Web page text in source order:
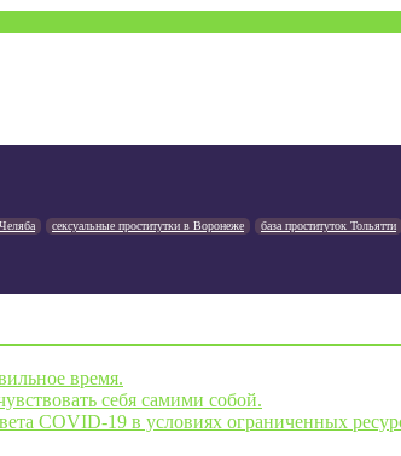
сексуальные проститутки в Воронеже база проституток Тольятти
время.
себя самими собой.
COVID-19 в условиях ограниченных